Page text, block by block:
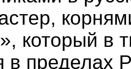
который в
в пределах